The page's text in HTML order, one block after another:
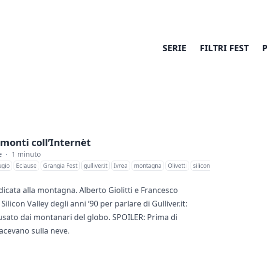
SERIE FILTRI FEST
coll’Internèt
· 1 minuto
Eclause Grangia Fest gulliver.it Ivrea montagna Olivetti
silicon
alla montagna. Alberto Giolitti e Francesco
Valley degli anni ‘90 per parlare di Gulliver.it:
dai montanari del globo. SPOILER: Prima di
sulla neve.